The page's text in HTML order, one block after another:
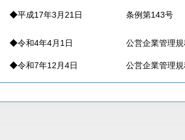
◆平成17年3月21日 条例第143号
◆令和4年4月1日 公営企業管理
◆令和7年12月4日 公営企業管理